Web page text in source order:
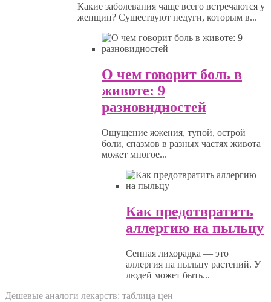
Какие заболевания чаще всего встречаются у
женщин? Существуют недуги, которым в...
О чем говорит боль в
животе: 9
разновидностей
Ощущение жжения, тупой, острой
боли, спазмов в разных частях живота
может многое...
Как предотвратить
аллергию на пыльцу
Сенная лихорадка — это
аллергия на пыльцу растений. У
людей может быть...
Дешевые аналоги лекарств: таблица цен